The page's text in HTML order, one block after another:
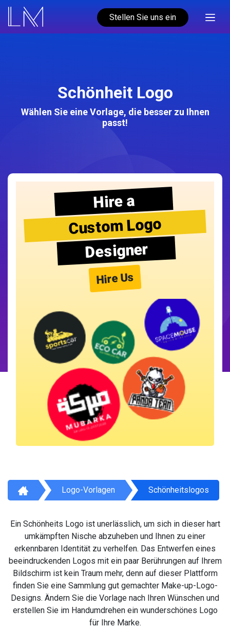
Stellen Sie uns ein
Schönheit Logo
Wählen Sie eine Vorlage, die besser zu Ihnen
passt!
Hire a
Custom Logo
Designer
Hire Us
Logo-Vorlagen Schönheitslogos
Ein Schönheits Logo ist unerlässlich, um sich in dieser hart
umkämpften Nische abzuheben und Ihnen zu einer
erkennbaren Identität zu verhelfen. Das Entwerfen eines
beeindruckenden Logos mit ein paar Berührungen auf Ihrem
Bildschirm ist kein Traum mehr, denn auf dieser Plattform
finden Sie eine Sammlung gut gemachter Make-up-Logo-
Designs. Ändern Sie die Vorlage nach Ihren Wünschen und
erstellen Sie im Handumdrehen ein wunderschönes Logo
für Ihre Marke.